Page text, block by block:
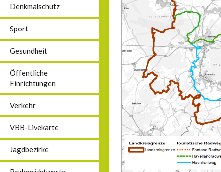
Denkmalschutz
Sport
Gesundheit
Öffentliche
Einrichtungen
Verkehr
VBB-Livekarte
Jagdbezirke